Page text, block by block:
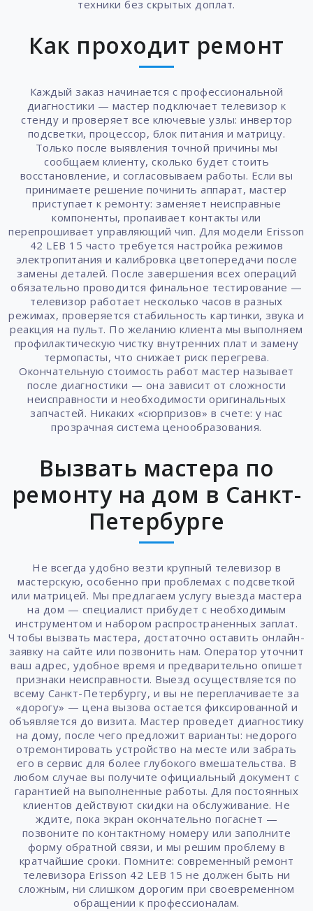
техники без скрытых доплат.
Как проходит ремонт
Каждый заказ начинается с профессиональной
диагностики — мастер подключает телевизор к
стенду и проверяет все ключевые узлы: инвертор
подсветки, процессор, блок питания и матрицу.
Только после выявления точной причины мы
сообщаем клиенту, сколько будет стоить
восстановление, и согласовываем работы. Если вы
принимаете решение починить аппарат, мастер
приступает к ремонту: заменяет неисправные
компоненты, пропаивает контакты или
перепрошивает управляющий чип. Для модели Erisson
42 LEB 15 часто требуется настройка режимов
электропитания и калибровка цветопередачи после
замены деталей. После завершения всех операций
обязательно проводится финальное тестирование —
телевизор работает несколько часов в разных
режимах, проверяется стабильность картинки, звука и
реакция на пульт. По желанию клиента мы выполняем
профилактическую чистку внутренних плат и замену
термопасты, что снижает риск перегрева.
Окончательную стоимость работ мастер называет
после диагностики — она зависит от сложности
неисправности и необходимости оригинальных
запчастей. Никаких «сюрпризов» в счете: у нас
прозрачная система ценообразования.
Вызвать мастера по
ремонту на дом в Санкт-
Петербурге
Не всегда удобно везти крупный телевизор в
мастерскую, особенно при проблемах с подсветкой
или матрицей. Мы предлагаем услугу выезда мастера
на дом — специалист прибудет с необходимым
инструментом и набором распространенных заплат.
Чтобы вызвать мастера, достаточно оставить онлайн-
заявку на сайте или позвонить нам. Оператор уточнит
ваш адрес, удобное время и предварительно опишет
признаки неисправности. Выезд осуществляется по
всему Санкт-Петербургу, и вы не переплачиваете за
«дорогу» — цена вызова остается фиксированной и
объявляется до визита. Мастер проведет диагностику
на дому, после чего предложит варианты: недорого
отремонтировать устройство на месте или забрать
его в сервис для более глубокого вмешательства. В
любом случае вы получите официальный документ с
гарантией на выполненные работы. Для постоянных
клиентов действуют скидки на обслуживание. Не
ждите, пока экран окончательно погаснет —
позвоните по контактному номеру или заполните
форму обратной связи, и мы решим проблему в
кратчайшие сроки. Помните: современный ремонт
телевизора Erisson 42 LEB 15 не должен быть ни
сложным, ни слишком дорогим при своевременном
обращении к профессионалам.